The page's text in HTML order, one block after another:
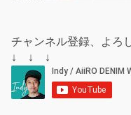
チャンネル登録、よろ
↓ ↓ ↓